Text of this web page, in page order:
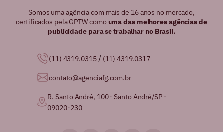
Somos uma agência com mais de 16 anos no mercado,
certificados pela GPTW como uma das melhores agências de
publicidade para se trabalhar no Brasil.
(11) 4319.0315 / (11) 4319.0317
contato@agenciafg.com.br
R. Santo André, 100 - Santo André/SP -
09020-230